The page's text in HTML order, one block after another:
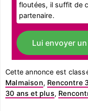
floutées, il suffit de
partenaire.
Lui envoyer
Cette annonce est
Malmaison, Rencontre
30 ans et plus,